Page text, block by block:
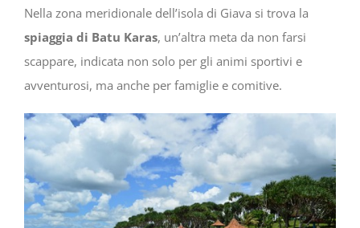
Nella zona meridionale dell’isola di Giava si trova la
spiaggia di Batu Karas, un’altra meta da non farsi
scappare, indicata non solo per gli animi sportivi e
avventurosi, ma anche per famiglie e comitive.